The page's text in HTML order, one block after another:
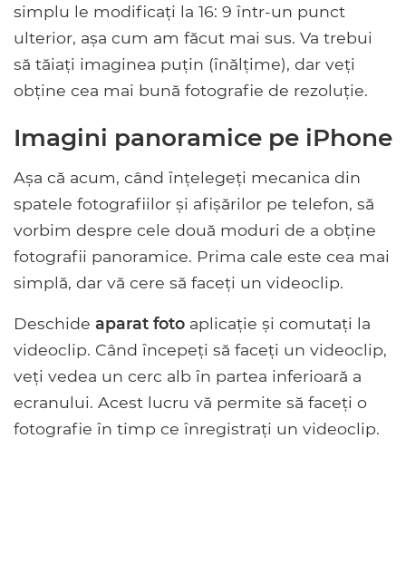
simplu le modificați la 16: 9 într-un punct
ulterior, așa cum am făcut mai sus. Va trebui
să tăiați imaginea puțin (înălțime), dar veți
obține cea mai bună fotografie de rezoluție.
Imagini panoramice pe iPhone
Așa că acum, când înțelegeți mecanica din
spatele fotografiilor și afișărilor pe telefon, să
vorbim despre cele două moduri de a obține
fotografii panoramice. Prima cale este cea mai
simplă, dar vă cere să faceți un videoclip.
Deschide aparat foto aplicație și comutați la
videoclip. Când începeți să faceți un videoclip,
veți vedea un cerc alb în partea inferioară a
ecranului. Acest lucru vă permite să faceți o
fotografie în timp ce înregistrați un videoclip.